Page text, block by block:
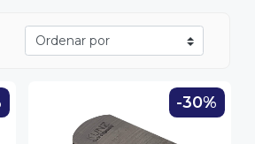
-30%